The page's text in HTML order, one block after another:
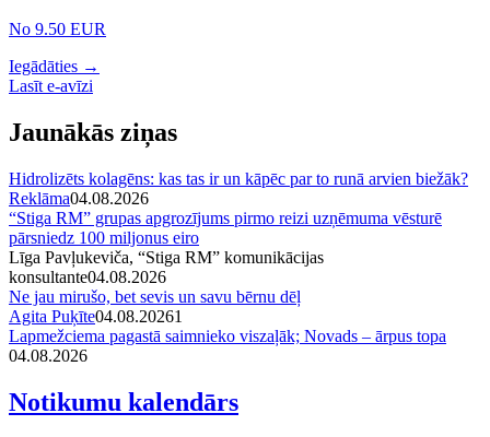
No 9.50 EUR
Iegādāties →
Lasīt e-avīzi
Jaunākās ziņas
Hidrolizēts kolagēns: kas tas ir un kāpēc par to runā arvien biežāk?
Reklāma04.08.2026
“Stiga RM” grupas apgrozījums pirmo reizi uzņēmuma vēsturē
pārsniedz 100 miljonus eiro
Līga Pavļukeviča, “Stiga RM” komunikācijas
konsultante04.08.2026
Ne jau mirušo, bet sevis un savu bērnu dēļ
Agita Puķīte04.08.20261
Lapmežciema pagastā saimnieko viszaļāk; Novads – ārpus topa
04.08.2026
Notikumu kalendārs